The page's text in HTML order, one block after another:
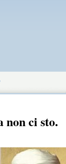
non ci sto.